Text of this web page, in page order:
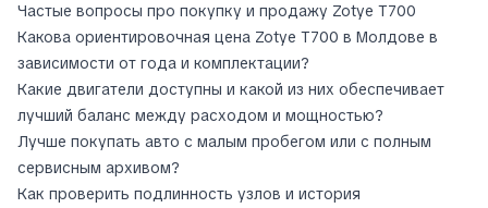
Частые вопросы про покупку и продажу Zotye T700
Какова ориентировочная цена Zotye T700 в Молдове в
зависимости от года и комплектации?
Какие двигатели доступны и какой из них обеспечивает
лучший баланс между расходом и мощностью?
Лучше покупать авто с малым пробегом или с полным
сервисным архивом?
Как проверить подлинность узлов и история